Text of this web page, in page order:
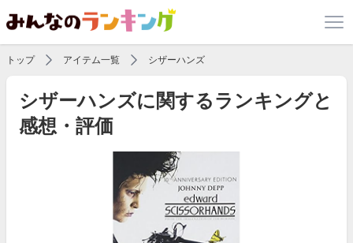
トップ アイテム一覧 シザーハンズ
シザーハンズに関するランキングと
感想・評価